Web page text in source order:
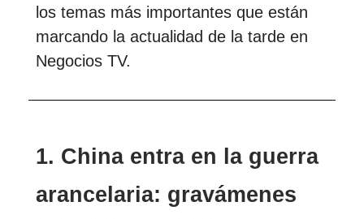
los temas más importantes que están
marcando la actualidad de la tarde en
Negocios TV.
1. China entra en la guerra
arancelaria: gravámenes